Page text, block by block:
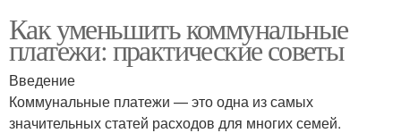
Как уменьшить коммунальные
платежи: практические советы
Введение
Коммунальные платежи — это одна из самых
значительных статей расходов для многих семей.